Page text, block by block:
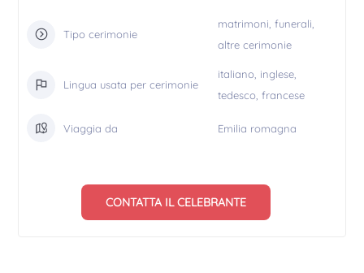
Tipo cerimonie
matrimoni, funerali,
altre cerimonie
Lingua usata per cerimonie
italiano, inglese,
tedesco, francese
Viaggia da Emilia romagna
CONTATTA IL CELEBRANTE